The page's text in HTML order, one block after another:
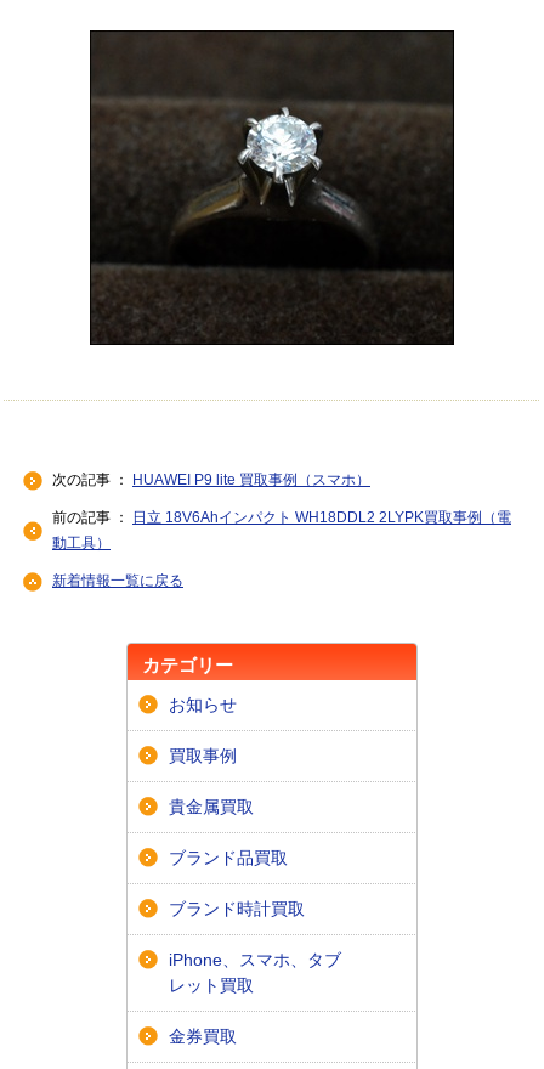
次の記事 ： HUAWEI P9 lite 買取事例（スマホ）
前の記事 ：
日立 18V6Ahインパクト WH18DDL2 2LYPK買取事例（電
動工具）
新着情報一覧に戻る
カテゴリー
お知らせ
買取事例
貴金属買取
ブランド品買取
ブランド時計買取
iPhone、スマホ、タブ
レット買取
金券買取